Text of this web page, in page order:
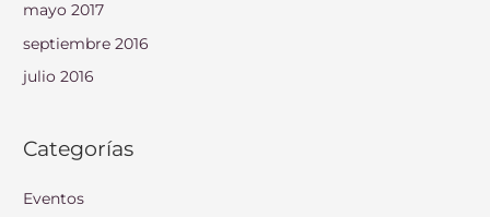
mayo 2017
septiembre 2016
julio 2016
Categorías
Eventos